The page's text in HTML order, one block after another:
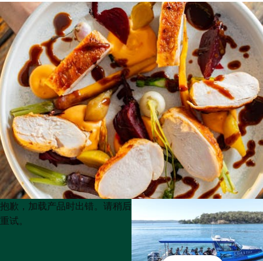
Product
List
Product
List
抱歉，加载产品时出错。请稍后
重试。